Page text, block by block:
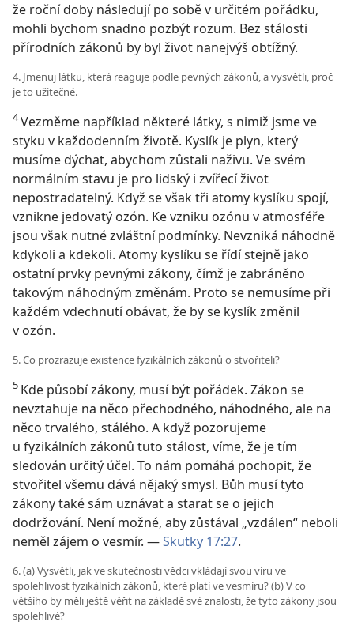
že roční doby následují po sobě v určitém pořádku,
mohli bychom snadno pozbýt rozum. Bez stálosti
přírodních zákonů by byl život nanejvýš obtížný.
4. Jmenuj látku, která reaguje podle pevných zákonů, a vysvětli, proč
je to užitečné.
4Vezměme například některé látky, s nimiž jsme ve
styku v každodenním životě. Kyslík je plyn, který
musíme dýchat, abychom zůstali naživu. Ve svém
normálním stavu je pro lidský i zvířecí život
nepostradatelný. Když se však tři atomy kyslíku spojí,
vznikne jedovatý ozón. Ke vzniku ozónu v atmosféře
jsou však nutné zvláštní podmínky. Nevzniká náhodně
kdykoli a kdekoli. Atomy kyslíku se řídí stejně jako
ostatní prvky pevnými zákony, čímž je zabráněno
takovým náhodným změnám. Proto se nemusíme při
každém vdechnutí obávat, že by se kyslík změnil
v ozón.
5. Co prozrazuje existence fyzikálních zákonů o stvořiteli?
5 Kde působí zákony, musí být pořádek. Zákon se
nevztahuje na něco přechodného, náhodného, ale na
něco trvalého, stálého. A když pozorujeme
u fyzikálních zákonů tuto stálost, víme, že je tím
sledován určitý účel. To nám pomáhá pochopit, že
stvořitel všemu dává nějaký smysl. Bůh musí tyto
zákony také sám uznávat a starat se o jejich
dodržování. Není možné, aby zůstával „vzdálen“ neboli
neměl zájem o vesmír. —Skutky 17:27.
6. (a) Vysvětli, jak ve skutečnosti vědci vkládají svou víru ve
spolehlivost fyzikálních zákonů, které platí ve vesmíru? (b) V co
většího by měli ještě věřit na základě své znalosti, že tyto zákony jsou
spolehlivé?